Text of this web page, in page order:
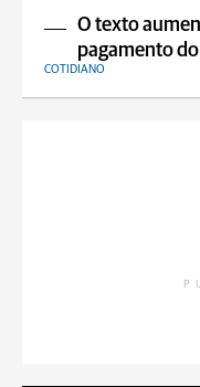
O texto
pagamento
COTIDIANO